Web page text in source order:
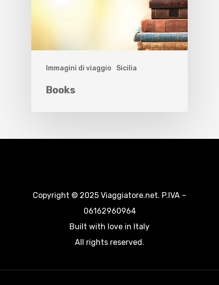
Immagini di viaggio Sicilia
Books
Copyright © 2025 Viaggiatore.net. P.IVA –
06162960964
Built with love in Italy
All rights reserved.